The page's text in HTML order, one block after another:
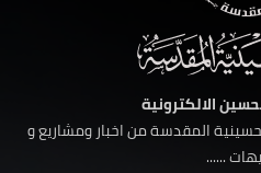
الالكترونية
المقدسة من اخبار ومشاريع و
......